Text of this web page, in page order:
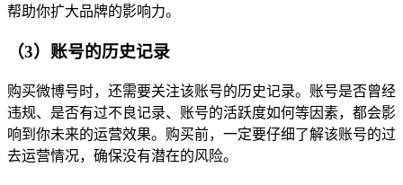
帮助你扩大品牌的影响力。
（3）账号的历史记录
购买微博号时，还需要关注该账号的历史记录。账号是否曾经
违规、是否有过不良记录、账号的活跃度如何等因素，都会影
响到你未来的运营效果。购买前，一定要仔细了解该账号的过
去运营情况，确保没有潜在的风险。